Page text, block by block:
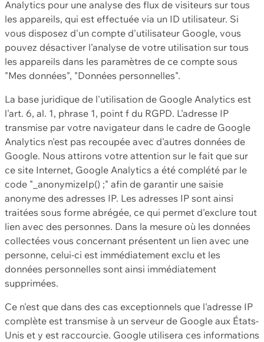
Analytics pour une analyse des flux de visiteurs sur tous
les appareils, qui est effectuée via un ID utilisateur. Si
vous disposez d'un compte d'utilisateur Google, vous
pouvez désactiver l'analyse de votre utilisation sur tous
les appareils dans les paramètres de ce compte sous
"Mes données", "Données personnelles".
La base juridique de l'utilisation de Google Analytics est
l'art. 6, al. 1, phrase 1, point f du RGPD. L'adresse IP
transmise par votre navigateur dans le cadre de Google
Analytics n'est pas recoupée avec d'autres données de
Google. Nous attirons votre attention sur le fait que sur
ce site Internet, Google Analytics a été complété par le
code "_anonymizeIp() ;" afin de garantir une saisie
anonyme des adresses IP. Les adresses IP sont ainsi
traitées sous forme abrégée, ce qui permet d'exclure tout
lien avec des personnes. Dans la mesure où les données
collectées vous concernant présentent un lien avec une
personne, celui-ci est immédiatement exclu et les
données personnelles sont ainsi immédiatement
supprimées.
Ce n'est que dans des cas exceptionnels que l'adresse IP
complète est transmise à un serveur de Google aux États-
Unis et y est raccourcie. Google utilisera ces informations